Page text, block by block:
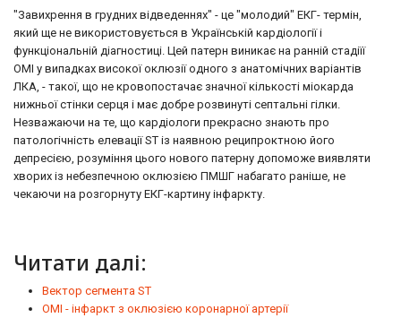
"Завихрення в грудних відведеннях" - це "молодий" ЕКГ- термін,
який ще не використовується в Українській кардіології і
функціональній діагностиці. Цей патерн виникає на ранній стадіїї
ОМІ у випадках високої оклюзії одного з анатомічних варіантів
ЛКА, - такої, що не кровопостачає значної кількості міокарда
нижньої стінки серця і має добре розвинуті септальні гілки.
Незважаючи на те, що кардіологи прекрасно знають про
патологічність елевації ST із наявною реципроктною його
депресією, розуміння цього нового патерну допоможе виявляти
хворих із небезпечною оклюзією ПМШГ набагато раніше, не
чекаючи на розгорнуту ЕКГ-картину інфаркту.
Читати далі:
Вектор сегмента ST
ОМІ - інфаркт з оклюзією коронарної артерії